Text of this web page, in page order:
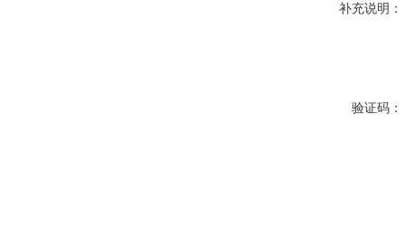
补充说明：
验证码：